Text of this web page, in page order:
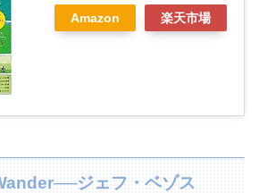
Amazon 楽天市場
ジェフ・ベゾス